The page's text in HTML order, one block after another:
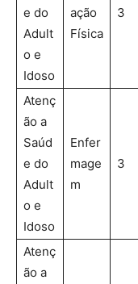
e do
Adult
o e
Idoso
ação
Física
3
Atenç
ão a
Saúd
e do
Adult
o e
Idoso
Enfer
mage
m
3
Atenç
ão a